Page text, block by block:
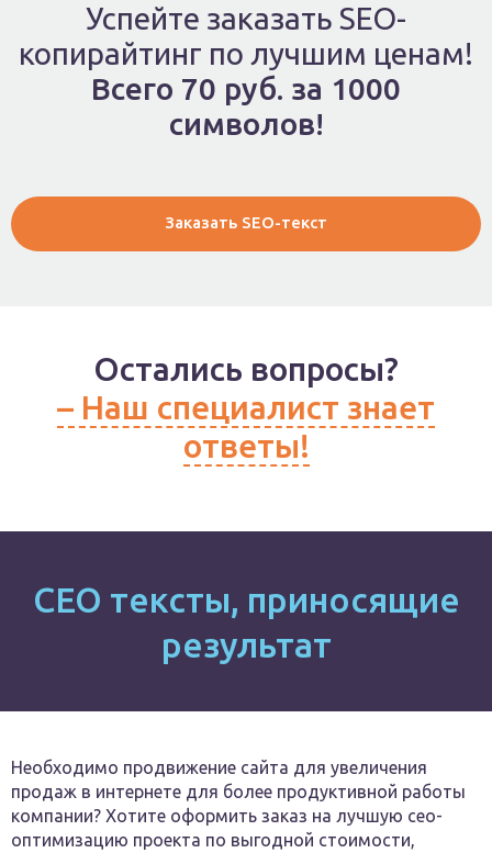
Успейте заказать SEO-
копирайтинг по лучшим ценам!
Всего 70 руб. за 1000
символов!
Заказать SEO-текст
Остались вопросы?
– Наш специалист знает
ответы!
СЕО тексты, приносящие
результат
Необходимо продвижение сайта для увеличения
продаж в интернете для более продуктивной работы
компании? Хотите оформить заказ на лучшую сео-
оптимизацию проекта по выгодной стоимости,